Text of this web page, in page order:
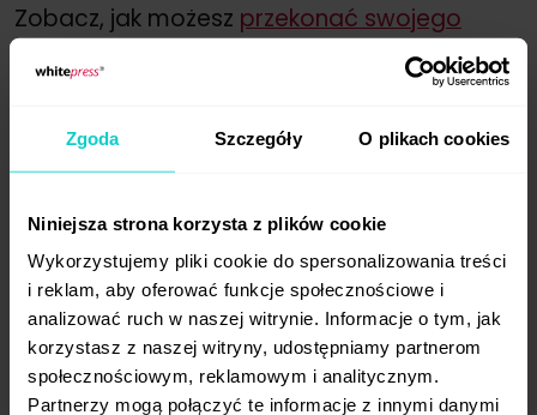
Zgoda Szczegóły O plikach cookies
Niniejsza strona korzysta z plików cookie
Wykorzystujemy pliki cookie do spersonalizowania treści
i reklam, aby oferować funkcje społecznościowe i
analizować ruch w naszej witrynie. Informacje o tym, jak
korzystasz z naszej witryny, udostępniamy partnerom
społecznościowym, reklamowym i analitycznym.
Partnerzy mogą połączyć te informacje z innymi danymi
Zobacz, jak możesz przekonać swojego
klienta do zmiany umowy!